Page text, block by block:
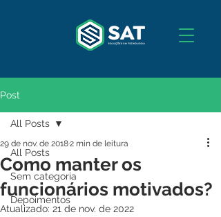
Post
All Posts
Sem categoria
Depoimentos
All Posts
Como manter os
funcionários motivados?
29 de nov. de 20182 min de leitura
Atualizado: 21 de nov. de 2022